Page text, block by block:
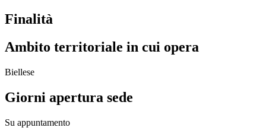
Finalità
Ambito territoriale in cui opera
Biellese
Giorni apertura sede
Su appuntamento